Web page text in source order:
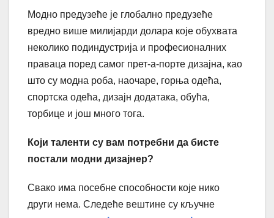
Модно предузеће је глобално предузеће
вредно више милијарди долара које обухвата
неколико подиндустрија и професионалних
праваца поред самог прет-а-порте дизајна, као
што су модна роба, наочаре, горња одећа,
спортска одећа, дизајн додатака, обућа,
торбице и још много тога.
Који таленти су вам потребни да бисте
постали модни дизајнер?
Свако има посебне способности које нико
други нема. Следеће вештине су кључне